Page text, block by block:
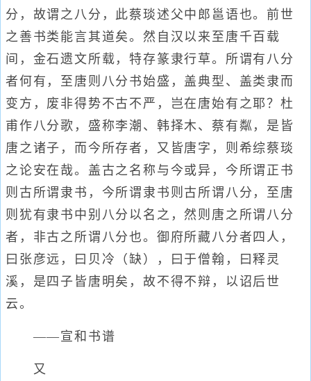
分，故谓之八分，此蔡琰述父中郎邕语也。前世
之善书类能言其道矣。然自汉以来至唐千百载
间，金石遗文所载，特存篆隶行草。所谓有八分
者何有，至唐则八分书始盛，盖典型、盖类隶而
变方，废非得势不古不严，岂在唐始有之耶？杜
甫作八分歌，盛称李潮、韩择木、蔡有粼，是皆
唐之诸子，而今所存者，又皆唐字，则希综蔡琰
之论安在哉。盖古之名称与今或异，今所谓正书
则古所谓隶书，今所谓隶书则古所谓八分，至唐
则犹有隶书中别八分以名之，然则唐之所谓八分
者，非古之所谓八分也。御府所藏八分者四人，
曰张彦远，曰贝冷（缺），曰于僧翰，曰释灵
溪，是四子皆唐明矣，故不得不辩，以诏后世
云。
——宣和书谱
又